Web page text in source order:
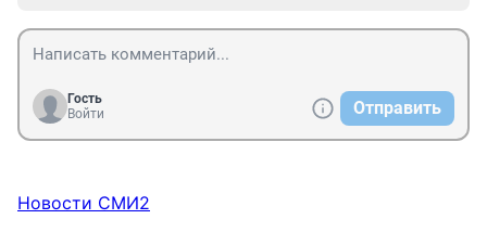
Гость
Войти
Отправить
Новости СМИ2